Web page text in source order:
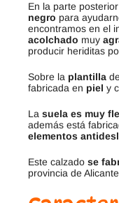
En la parte
negro para
encontramos en el
acolchado muy
producir heriditas
Sobre la plantilla
fabricada en piel y
La suela es muy
además está
elementos
Este calzado se
provincia de